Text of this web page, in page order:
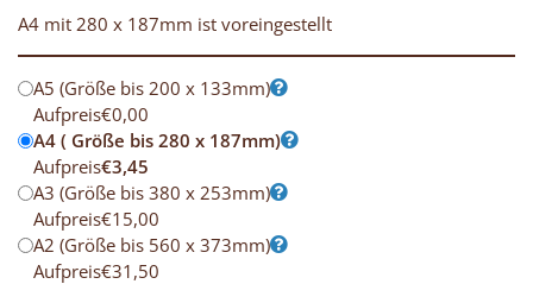
A4 mit 280 x 187mm ist voreingestellt
A5 (Größe bis 200 x 133mm)
Aufpreis€0,00
A4 ( Größe bis 280 x 187mm)
Aufpreis€3,45
A3 (Größe bis 380 x 253mm)
Aufpreis€15,00
A2 (Größe bis 560 x 373mm)
Aufpreis€31,50